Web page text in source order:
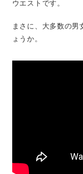
ウエストです。
まさに、大多数の男
ょうか。